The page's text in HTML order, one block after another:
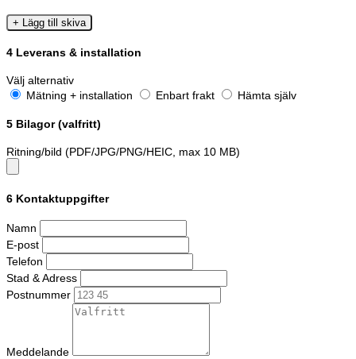
+ Lägg till skiva
4 Leverans & installation
Välj alternativ
Mätning + installation
Enbart frakt Hämta själv
5 Bilagor (valfritt)
Ritning/bild (PDF/JPG/PNG/HEIC, max 10 MB)
6 Kontaktuppgifter
Namn
E-post
Telefon
Stad & Adress
Postnummer
Meddelande